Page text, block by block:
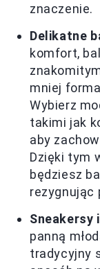
znaczenie.
Delikatne
komfort,
mniej
Wybierz
takimi jak
aby
Dzięki tym
będziesz
rezygnując
Sneakersy
panną
tradycyjny